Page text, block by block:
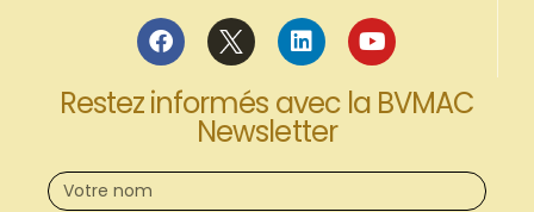
Restez informés avec la BVMAC
Newsletter